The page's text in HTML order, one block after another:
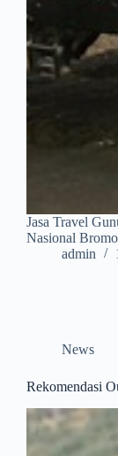
Jasa Travel
Nasional
admin
News
Rekomendasi